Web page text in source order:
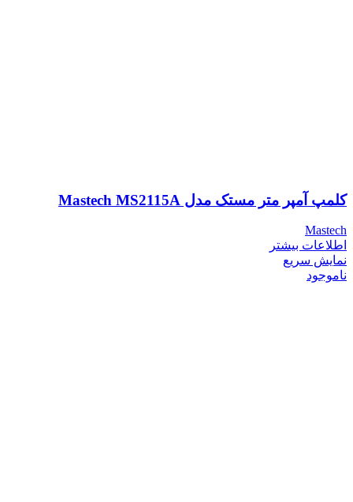
کلمپ آمپر متر مستک مدل Mastech MS2115A
Mastech
اطلاعات بیشتر
نمایش سریع
ناموجود